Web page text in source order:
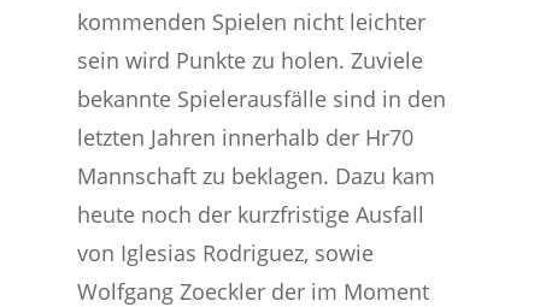
kommenden Spielen nicht leichter
sein wird Punkte zu holen. Zuviele
bekannte Spielerausfälle sind in den
letzten Jahren innerhalb der Hr70
Mannschaft zu beklagen. Dazu kam
heute noch der kurzfristige Ausfall
von Iglesias Rodriguez, sowie
Wolfgang Zoeckler der im Moment